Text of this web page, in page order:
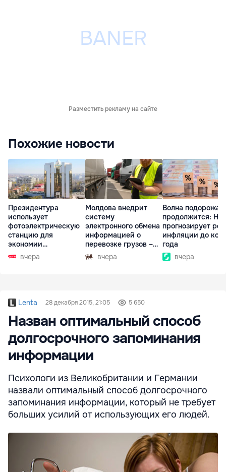
Разместить рекламу на сайте
Похожие новости
Президентура
использует
фотоэлектрическую
станцию для
экономии
электроэнергии
вчера
Молдова внедрит
систему
электронного обмена
информацией о
перевозке грузов –
eFTIвчера
Волна
продолжится:
прогнозирует
инфляции до
года
вчера
Lenta 28 декабря 2015, 21:05 5 650
Назван оптимальный способ
долгосрочного запоминания
информации
Психологи из Великобритании и Германии
назвали оптимальный способ долгосрочного
запоминания информации, который не требует
больших усилий от использующих его людей.